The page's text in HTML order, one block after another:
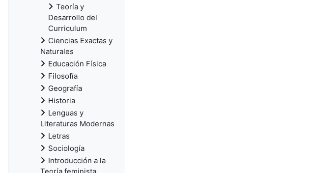
Teoría y
Desarrollo del
Curriculum
Ciencias Exactas y
Naturales
Educación Física
Filosofía
Geografía
Historia
Lenguas y
Literaturas Modernas
Letras
Sociología
Introducción a la